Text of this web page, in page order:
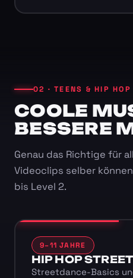
02 · TEENS & HIP HOP
COOLE
BESSERE
Genau das Richtige für
Videoclips selber
bis Level 2.
9–11 JAHRE
HIP HOP
Streetdance-Basics